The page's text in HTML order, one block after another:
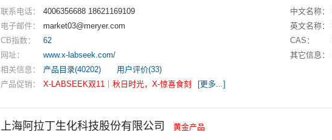
联系电话：
4006356688 18621169109
电子邮件：
market03@meryer.com
CB指数：
62
网址：
www.x-labseek.com/
相关信息：
产品目录(40202)
用户评价(33)
产品促销：
X-LABSEEK双11｜秋日时光，X-惊喜食刻 [更多...]
中文名称：
英文名称：
CAS：
其它信息：
上海阿拉丁生化科技股份有限公司 黄金产品